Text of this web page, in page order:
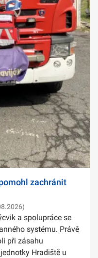
zachránit
a spolupráce se
systému. Právě
při zásahu
Hradiště u